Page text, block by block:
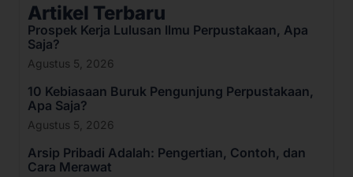
Artikel Terbaru
Prospek Kerja Lulusan Ilmu Perpustakaan, Apa
Saja?
Agustus 5, 2026
10 Kebiasaan Buruk Pengunjung Perpustakaan,
Apa Saja?
Agustus 5, 2026
Arsip Pribadi Adalah: Pengertian, Contoh, dan
Cara Merawat